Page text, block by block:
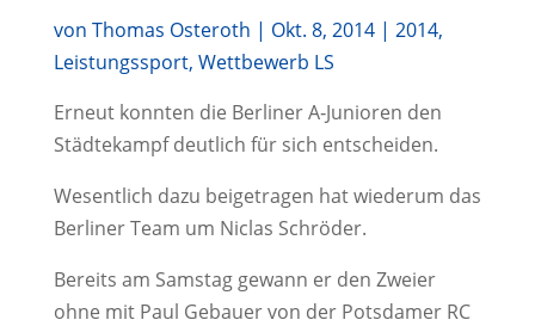
von Thomas Osteroth | Okt. 8, 2014| 2014,
Leistungssport, Wettbewerb LS
Erneut konn­ten die Ber­li­ner A‑Junioren den
Städ­te­kampf deut­lich für sich entscheiden.
Wesent­lich dazu bei­getra­gen hat wie­der­um das
Ber­li­ner Team um Nic­las Schröder.
Bereits am Sams­tag gewann er den Zwei­er
ohne mit Paul Gebau­er von der Pots­da­mer RC